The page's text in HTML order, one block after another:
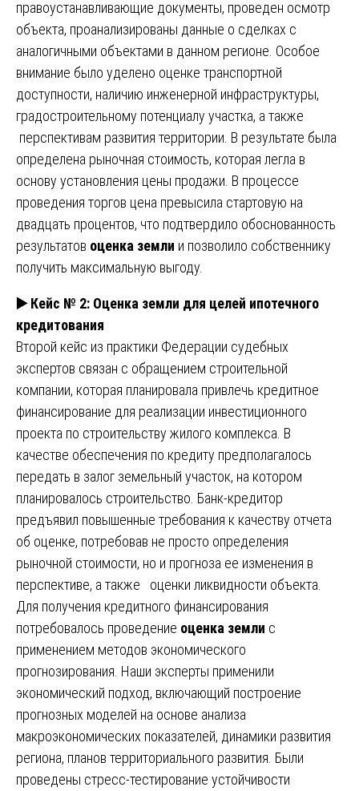
правоустанавливающие документы, проведен осмотр
объекта, проанализированы данные о сделках с
аналогичными объектами в данном регионе. Особое
внимание было уделено оценке транспортной
доступности, наличию инженерной инфраструктуры,
градостроительному потенциалу участка, а также
перспективам развития территории. В результате была
определена рыночная стоимость, которая легла в
основу установления цены продажи. В процессе
проведения торгов цена превысила стартовую на
двадцать процентов, что подтвердило обоснованность
результатов оценка земли и позволило собственнику
получить максимальную выгоду.
▶️Кейс № 2: Оценка земли для целей ипотечного
кредитования
Второй кейс из практики Федерации судебных
экспертов связан с обращением строительной
компании, которая планировала привлечь кредитное
финансирование для реализации инвестиционного
проекта по строительству жилого комплекса. В
качестве обеспечения по кредиту предполагалось
передать в залог земельный участок, на котором
планировалось строительство. Банк-кредитор
предъявил повышенные требования к качеству отчета
об оценке, потребовав не просто определения
рыночной стоимости, но и прогноза ее изменения в
перспективе, а также оценки ликвидности объекта.
Для получения кредитного финансирования
потребовалось проведение оценка земли с
применением методов экономического
прогнозирования. Наши эксперты применили
экономический подход, включающий построение
прогнозных моделей на основе анализа
макроэкономических показателей, динамики развития
региона, планов территориального развития. Были
проведены стресс-тестирование устойчивости